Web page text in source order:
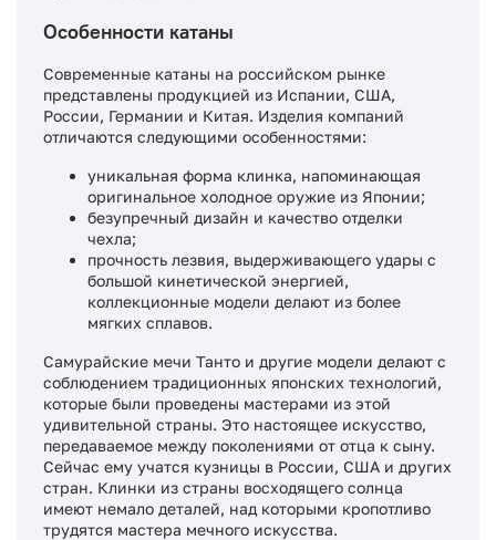
Особенности катаны
Современные катаны на российском рынке
представлены продукцией из Испании, США,
России, Германии и Китая. Изделия компаний
отличаются следующими особенностями:
уникальная форма клинка, напоминающая
оригинальное холодное оружие из Японии;
безупречный дизайн и качество отделки
чехла;
прочность лезвия, выдерживающего удары с
большой кинетической энергией,
коллекционные модели делают из более
мягких сплавов.
Самурайские мечи Танто и другие модели делают с
соблюдением традиционных японских технологий,
которые были проведены мастерами из этой
удивительной страны. Это настоящее искусство,
передаваемое между поколениями от отца к сыну.
Сейчас ему учатся кузницы в России, США и других
стран. Клинки из страны восходящего солнца
имеют немало деталей, над которыми кропотливо
трудятся мастера мечного искусства.